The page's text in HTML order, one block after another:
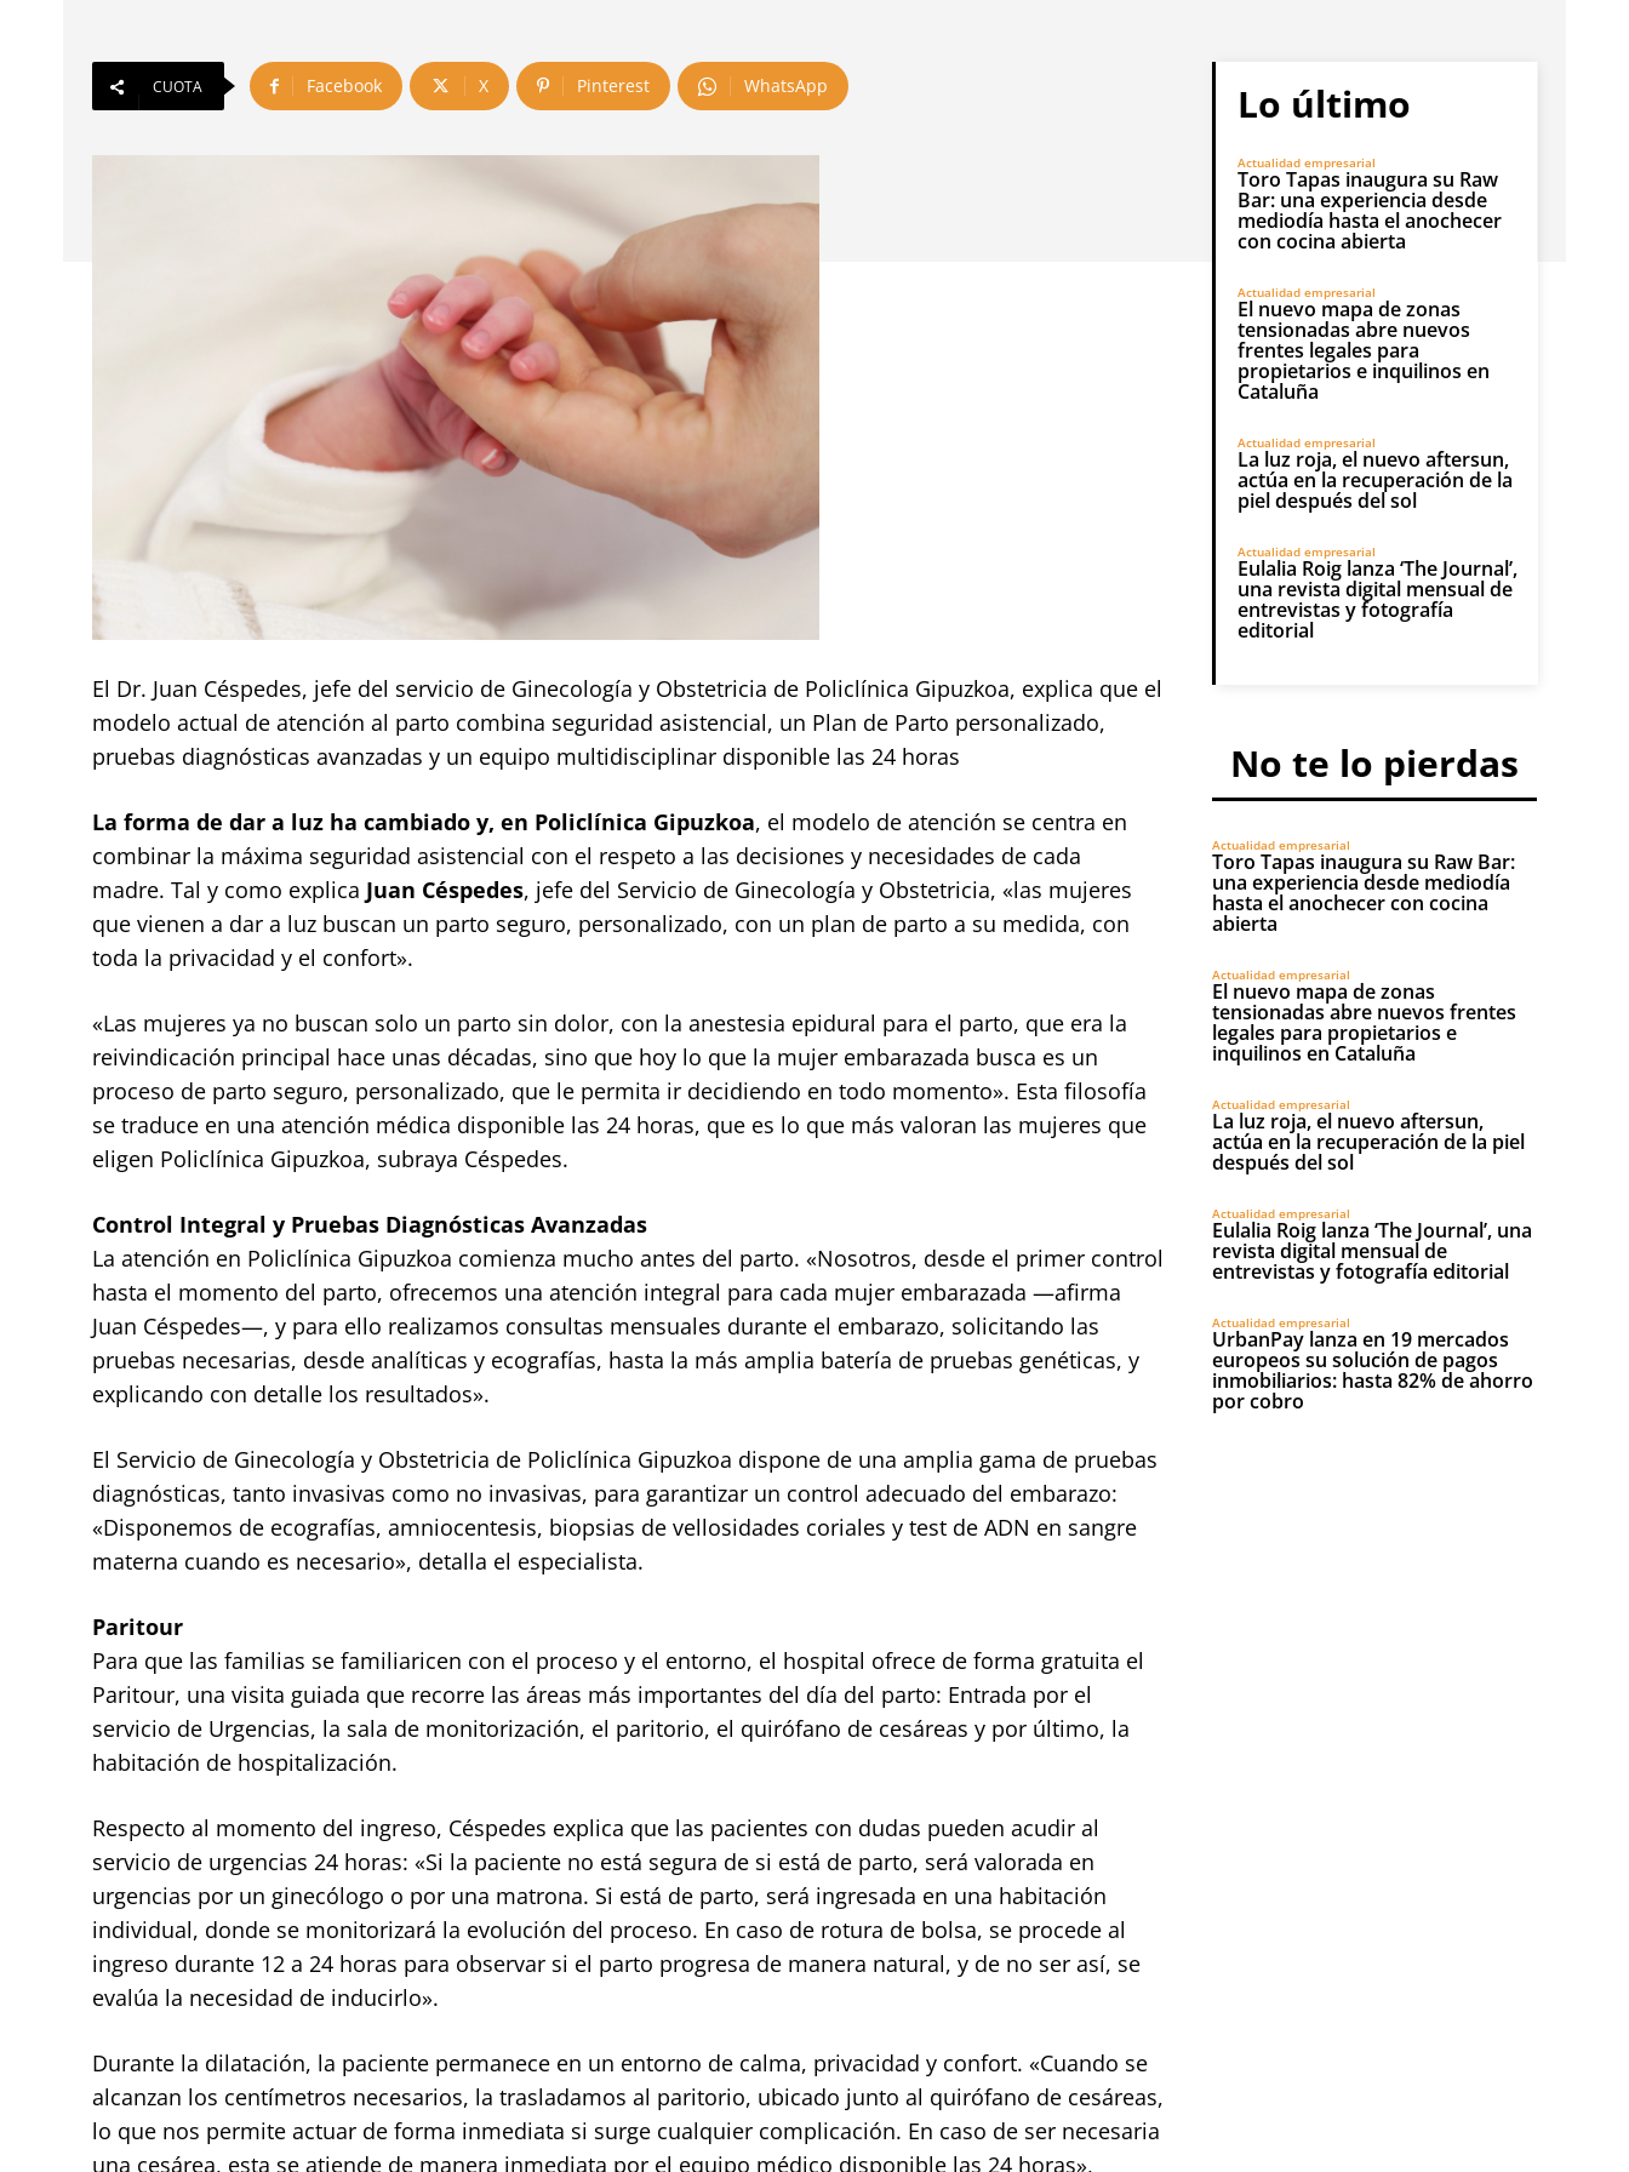
CUOTA Facebook X Pinterest WhatsApp
El Dr. Juan Céspedes, jefe del servicio de Ginecología y Obstetricia de Policlínica Gipuzkoa, explica que el
modelo actual de atención al parto combina seguridad asistencial, un Plan de Parto personalizado,
pruebas diagnósticas avanzadas y un equipo multidisciplinar disponible las 24 horas
La forma de dar a luz ha cambiado y, en Policlínica Gipuzkoa, el modelo de atención se centra en
combinar la máxima seguridad asistencial con el respeto a las decisiones y necesidades de cada
madre. Tal y como explica Juan Céspedes, jefe del Servicio de Ginecología y Obstetricia, «las mujeres
que vienen a dar a luz buscan un parto seguro, personalizado, con un plan de parto a su medida, con
toda la privacidad y el confort».
«Las mujeres ya no buscan solo un parto sin dolor, con la anestesia epidural para el parto, que era la
reivindicación principal hace unas décadas, sino que hoy lo que la mujer embarazada busca es un
proceso de parto seguro, personalizado, que le permita ir decidiendo en todo momento». Esta filosofía
se traduce en una atención médica disponible las 24 horas, que es lo que más valoran las mujeres que
eligen Policlínica Gipuzkoa, subraya Céspedes.
Control Integral y Pruebas Diagnósticas Avanzadas
La atención en Policlínica Gipuzkoa comienza mucho antes del parto. «Nosotros, desde el primer control
hasta el momento del parto, ofrecemos una atención integral para cada mujer embarazada —afirma
Juan Céspedes—, y para ello realizamos consultas mensuales durante el embarazo, solicitando las
pruebas necesarias, desde analíticas y ecografías, hasta la más amplia batería de pruebas genéticas, y
explicando con detalle los resultados».
El Servicio de Ginecología y Obstetricia de Policlínica Gipuzkoa dispone de una amplia gama de pruebas
diagnósticas, tanto invasivas como no invasivas, para garantizar un control adecuado del embarazo:
«Disponemos de ecografías, amniocentesis, biopsias de vellosidades coriales y test de ADN en sangre
materna cuando es necesario», detalla el especialista.
Paritour
Para que las familias se familiaricen con el proceso y el entorno, el hospital ofrece de forma gratuita el
Paritour, una visita guiada que recorre las áreas más importantes del día del parto: Entrada por el
servicio de Urgencias, la sala de monitorización, el paritorio, el quirófano de cesáreas y por último, la
habitación de hospitalización.
Respecto al momento del ingreso, Céspedes explica que las pacientes con dudas pueden acudir al
servicio de urgencias 24 horas: «Si la paciente no está segura de si está de parto, será valorada en
urgencias por un ginecólogo o por una matrona. Si está de parto, será ingresada en una habitación
individual, donde se monitorizará la evolución del proceso. En caso de rotura de bolsa, se procede al
ingreso durante 12 a 24 horas para observar si el parto progresa de manera natural, y de no ser así, se
evalúa la necesidad de inducirlo».
Durante la dilatación, la paciente permanece en un entorno de calma, privacidad y confort. «Cuando se
alcanzan los centímetros necesarios, la trasladamos al paritorio, ubicado junto al quirófano de cesáreas,
lo que nos permite actuar de forma inmediata si surge cualquier complicación. En caso de ser necesaria
una cesárea, esta se atiende de manera inmediata por el equipo médico disponible las 24 horas»,
Lo último
Actualidad empresarial
Toro Tapas inaugura su Raw
Bar: una experiencia desde
mediodía hasta el anochecer
con cocina abierta
Actualidad empresarial
El nuevo mapa de zonas
tensionadas abre nuevos
frentes legales para
propietarios e inquilinos en
Cataluña
Actualidad empresarial
La luz roja, el nuevo aftersun,
actúa en la recuperación de la
piel después del sol
Actualidad empresarial
Eulalia Roig lanza ‘The Journal’,
una revista digital mensual de
entrevistas y fotografía
editorial
No te lo pierdas
Actualidad empresarial
Toro Tapas inaugura su Raw Bar:
una experiencia desde mediodía
hasta el anochecer con cocina
abierta
Actualidad empresarial
El nuevo mapa de zonas
tensionadas abre nuevos frentes
legales para propietarios e
inquilinos en Cataluña
Actualidad empresarial
La luz roja, el nuevo aftersun,
actúa en la recuperación de la piel
después del sol
Actualidad empresarial
Eulalia Roig lanza ‘The Journal’, una
revista digital mensual de
entrevistas y fotografía editorial
Actualidad empresarial
UrbanPay lanza en 19 mercados
europeos su solución de pagos
inmobiliarios: hasta 82% de ahorro
por cobro